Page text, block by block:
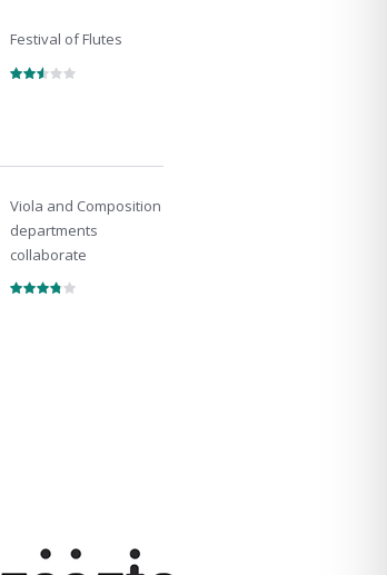
Festival of Flutes
Viola and Composition
departments
collaborate